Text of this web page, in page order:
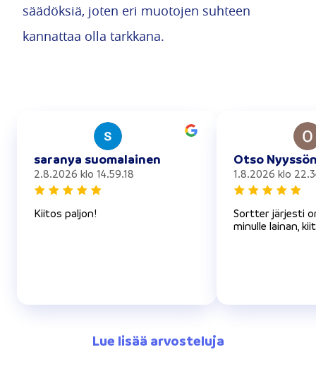
säädöksiä, joten eri muotojen suhteen
kannattaa olla tarkkana.
saranya suomalainen
2.8.2026 klo 14.59.18
Kiitos paljon!
Otso
1.8.2026 klo
Sortter järjesti
minulle lainan,
Lue lisää arvosteluja